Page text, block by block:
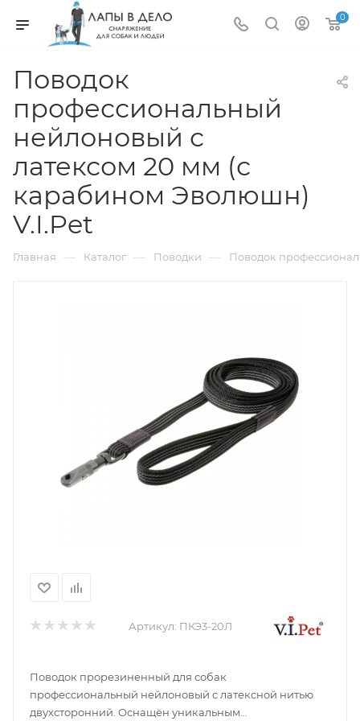
0
Поводок
профессиональный
нейлоновый с
латексом 20 мм (с
карабином Эволюшн)
V.I.Pet
Главная — Каталог — Поводки — Поводок
Артикул: ПКЭ3-20Л
Поводок прорезиненный для собак
профессиональный нейлоновый с латексной нитью
двухсторонний. Оснащён уникальным